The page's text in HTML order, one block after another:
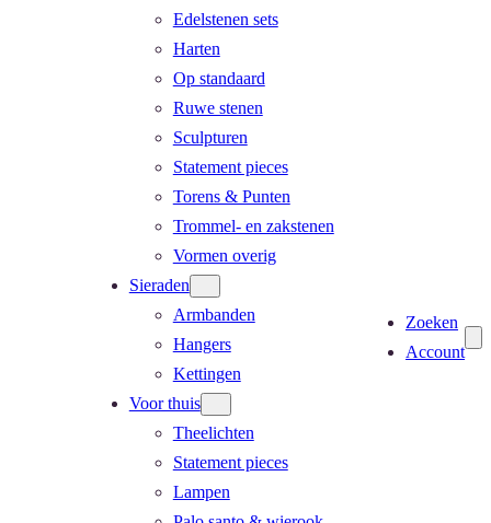
Edelstenen sets
Harten
Op standaard
Ruwe stenen
Sculpturen
Statement pieces
Torens & Punten
Trommel- en zakstenen
Vormen overig
Sieraden
Armbanden
Hangers
Kettingen
Voor thuis
Theelichten
Statement pieces
Lampen
Zoeken
Account